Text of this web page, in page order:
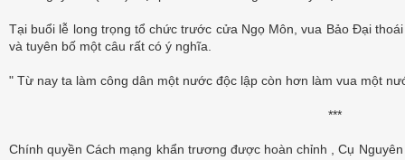
Tại buổi lễ long trọng tổ chức trước cửa Ngọ Môn, vua Bảo Đại
và tuyên bố một câu rất có ý nghĩa.
" Từ nay ta làm công dân một nước độc lập còn hơn làm vua một
***
Chính quyền Cách mạng khẩn trương được hoàn chỉnh , Cụ